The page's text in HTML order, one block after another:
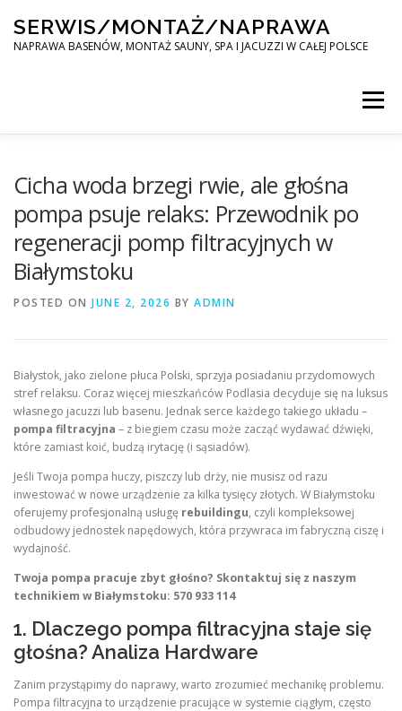
content
SERWIS/MONTAŻ/NAPRAWA
NAPRAWA BASENÓW, MONTAŻ SAUNY, SPA I JACUZZI W CAŁEJ POLSCE
Menu
MONTAŻ SAUNY, SPA, JACUZI W CAŁEJ POLSCE
KONTAKT
Cicha woda brzegi rwie, ale głośna
pompa psuje relaks: Przewodnik po
regeneracji pomp filtracyjnych w
Białymstoku
POSTED ON JUNE 2, 2026 BY ADMIN
Białystok, jako zielone płuca Polski, sprzyja posiadaniu przydomowych
stref relaksu. Coraz więcej mieszkańców Podlasia decyduje się na luksus
własnego jacuzzi lub basenu. Jednak serce każdego takiego układu –
pompa filtracyjna – z biegiem czasu może zacząć wydawać dźwięki,
które zamiast koić, budzą irytację (i sąsiadów).
Jeśli Twoja pompa huczy, piszczy lub drży, nie musisz od razu
inwestować w nowe urządzenie za kilka tysięcy złotych. W Białymstoku
oferujemy profesjonalną usługę rebuildingu, czyli kompleksowej
odbudowy jednostek napędowych, która przywraca im fabryczną ciszę i
wydajność.
Twoja pompa pracuje zbyt głośno? Skontaktuj się z naszym
technikiem w Białymstoku: 570 933 114
1. Dlaczego pompa filtracyjna staje się
głośna? Analiza Hardware
Zanim przystąpimy do naprawy, warto zrozumieć mechanikę problemu.
Pompa filtracyjna to urządzenie pracujące w systemie ciągłym, często